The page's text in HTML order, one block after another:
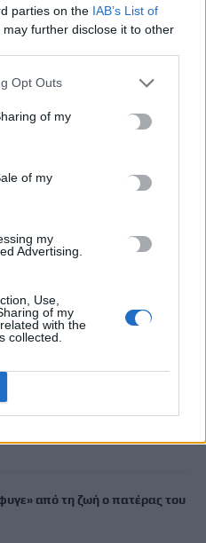
parties on the IAB’s List of
may further disclose it to other
Opt Outs
of my
of my
my
Advertising.
Use,
of my
with the
collected.
Συναυλία αγάπης στις
Σωματείων Ηρακλείου
Τα SOS για να «κλειδώσετε»
από τη ζωή ο πατέρας του